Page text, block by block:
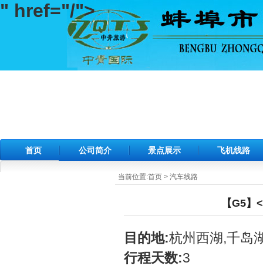
" href="/">
首页 公司简介 景点展示 飞机线路
当前位置:首页 > 汽车线路
【G5
目的地:杭州西湖,千岛
行程天数:3